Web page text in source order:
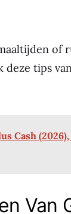
of
deze tips
Cash
Van